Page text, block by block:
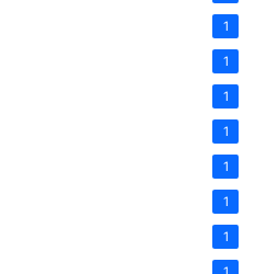
1
1
1
1
1
1
1